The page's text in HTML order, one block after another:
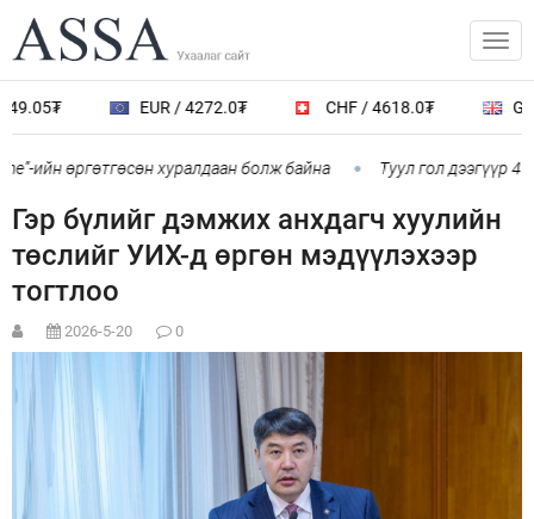
EUR / 4272.0₮ CHF / 4618.0₮
ийн өргөтгөсөн хуралдаан болж байна Туул гол дээгүүр
Гэр бүлийг дэмжих анхдагч хуулийн
төслийг УИХ-д өргөн мэдүүлэхээр
тогтлоо
2026-5-20 0